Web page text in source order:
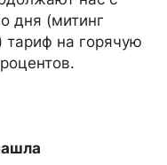
дня (митинг
тариф на горячую